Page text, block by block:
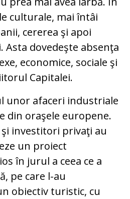
culturale, mai întâi
cererea şi apoi
Asta dovedeşte absenţa
economice, sociale şi
Capitalei.
unor afaceri industriale
din oraşele europene.
investitori privaţi au
un proiect
în jurul a ceea ce a
pe care l-au
obiectiv turistic, cu